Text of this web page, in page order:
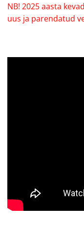
NB! 2025 aasta
uus ja parendatud